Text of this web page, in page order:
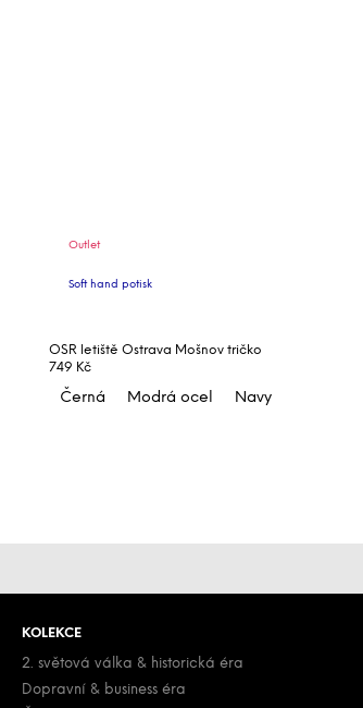
Outlet
Soft hand potisk
OSR letiště Ostrava Mošnov tričko
749 Kč
Černá Modrá ocel Navy
KOLEKCE
2. světová válka & historická éra
Dopravní & business éra